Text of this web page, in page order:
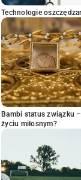
Technologie
Bambi status związku
życiu miłosnym?